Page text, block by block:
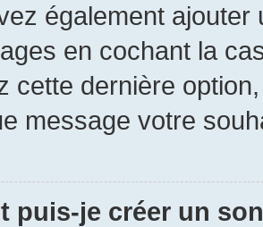
également
en cochant la
cette dernière
message votre
puis-je créer un